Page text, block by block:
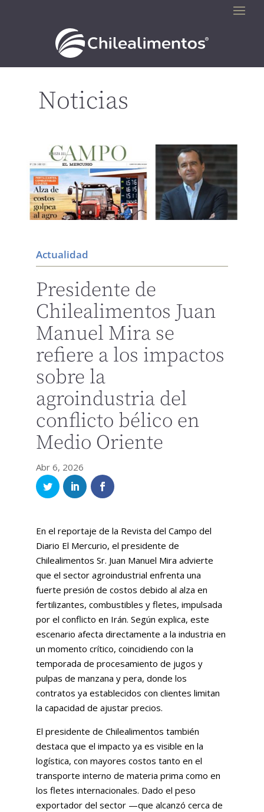
Noticias
Actualidad
Presidente de
Chilealimentos Juan
Manuel Mira se
refiere a los impactos
sobre la
agroindustria del
conflicto bélico en
Medio Oriente
Abr 6, 2026
En el reportaje de la Revista del Campo del
Diario El Mercurio, el presidente de
Chilealimentos Sr. Juan Manuel Mira advierte
que el sector agroindustrial enfrenta una
fuerte presión de costos debido al alza en
fertilizantes, combustibles y fletes, impulsada
por el conflicto en Irán. Según explica, este
escenario afecta directamente a la industria en
un momento crítico, coincidiendo con la
temporada de procesamiento de jugos y
pulpas de manzana y pera, donde los
contratos ya establecidos con clientes limitan
la capacidad de ajustar precios.
El presidente de Chilealimentos también
destaca que el impacto ya es visible en la
logística, con mayores costos tanto en el
transporte interno de materia prima como en
los fletes internacionales. Dado el peso
exportador del sector —que alcanzó cerca de